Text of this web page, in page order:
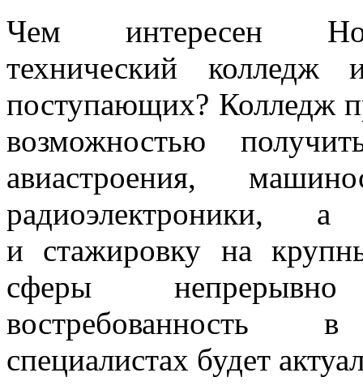
Чем интересен
технический
поступающих? Колледж
возможностью
авиастроения,
радиоэлектроники,
и стажировку на
сферы
востребованность в
специалистах будет